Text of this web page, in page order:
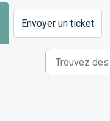
Envoyer un ticket